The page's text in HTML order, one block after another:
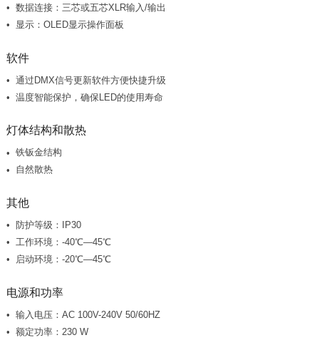
数据连接：三芯或五芯XLR输入/输出
显示：OLED显示操作面板
软件
通过DMX信号更新软件方便快捷升级
温度智能保护，确保LED的使用寿命
灯体结构和散热
铁钣金结构
自然散热
其他
防护等级：IP30
工作环境：-40℃—45℃
启动环境：-20℃—45℃
电源和功率
输入电压：AC 100V-240V 50/60HZ
额定功率：230 W